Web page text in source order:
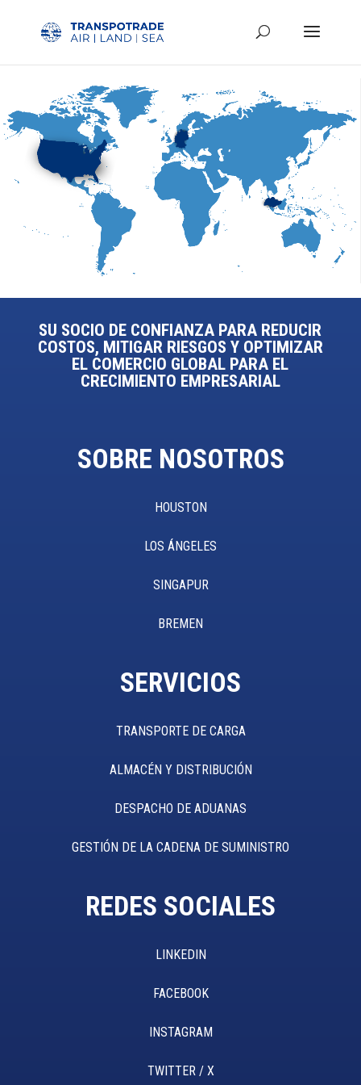
SU SOCIO DE CONFIANZA PARA REDUCIR
COSTOS, MITIGAR RIESGOS Y OPTIMIZAR
EL COMERCIO GLOBAL PARA EL
CRECIMIENTO EMPRESARIAL
SOBRE NOSOTROS
HOUSTON
LOS ÁNGELES
SINGAPUR
BREMEN
SERVICIOS
TRANSPORTE DE CARGA
ALMACÉN Y DISTRIBUCIÓN
DESPACHO DE ADUANAS
GESTIÓN DE LA CADENA DE SUMINISTRO
REDES SOCIALES
LINKEDIN
FACEBOOK
INSTAGRAM
TWITTER / X